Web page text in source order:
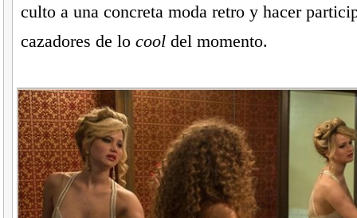
culto a una concreta moda retro y hacer
cazadores de lo cooldel momento.